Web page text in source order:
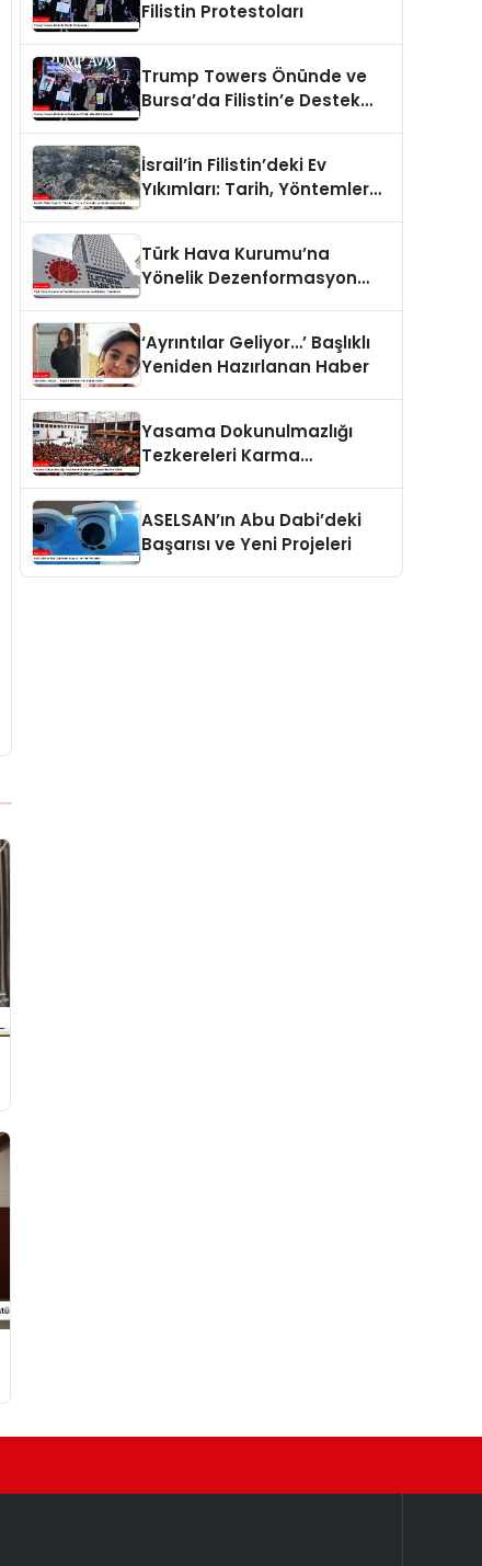
Filistin Protestoları
Trump Towers Önünde ve
Bursa’da Filistin’e Destek
İsrail’in Filistin’deki Ev
Yıkımları: Tarih, Yöntemler
Türk Hava Kurumu’na
Yönelik Dezenformasyon
‘Ayrıntılar Geliyor…’ Başlıklı
Yeniden Hazırlanan Haber
Yasama Dokunulmazlığı
Tezkereleri Karma
ASELSAN’ın Abu Dabi’deki
Başarısı ve Yeni Projeleri